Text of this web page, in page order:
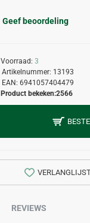
Geef beoordeling
Voorraad: 3
Artikelnummer: 13193
EAN: 6941057404479
Product bekeken:2566
REVIEWS